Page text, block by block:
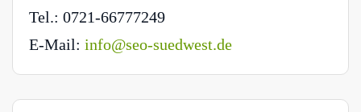
Tel.: 0721-66777249
E-Mail: info@seo-suedwest.de